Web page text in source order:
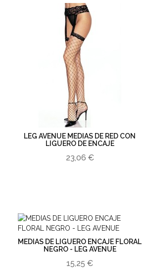
LEG AVENUE MEDIAS DE RED CON
LIGUERO DE ENCAJE
23,06 €
MEDIAS DE LIGUERO ENCAJE FLORAL
NEGRO - LEG AVENUE
15,25 €